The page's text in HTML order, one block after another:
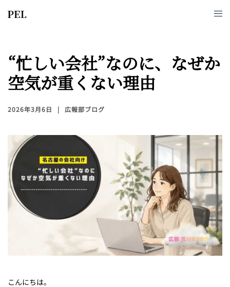
“忙しい会社”なのに、なぜか
空気が重くない理由
2026年3月6日 広報部ブログ
こんにちは。